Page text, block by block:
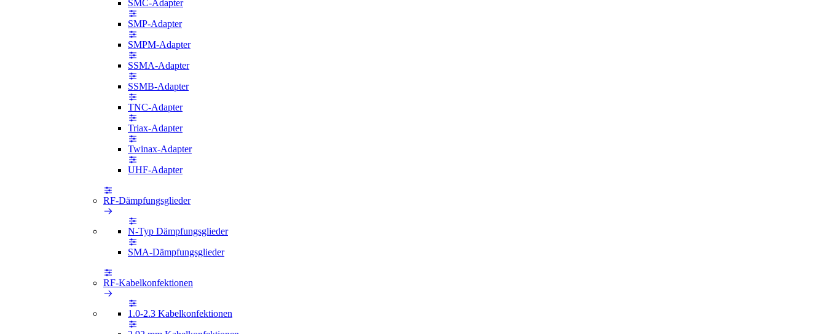
SMC-Adapter
SMP-Adapter
SMPM-Adapter
SSMA-Adapter
SSMB-Adapter
TNC-Adapter
Triax-Adapter
Twinax-Adapter
UHF-Adapter
RF-Dämpfungsglieder
N-Typ Dämpfungsglieder
SMA-Dämpfungsglieder
RF-Kabelkonfektionen
1.0-2.3 Kabelkonfektionen